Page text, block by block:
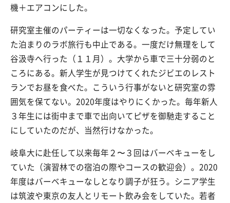
機＋エアコンにした。
研究室主催のパーティーは一切なくなった。予定してい
た泊まりのラボ旅行も中止である。一度だけ無理をして
谷汲寺へ行った（１１月）。大学から車で三十分弱のと
ころにある。新人学生が見つけてくれたジビエのレスト
ランでお昼を食べた。こういう行事がないと研究室の雰
囲気を保てない。2020年度はやりにくかった。毎年新人
３年生には街中まで車で出向いてピザを御馳走すること
にしていたのだが、当然行けなかった。
岐阜大に赴任して以来毎年２〜３回はバーベキューをし
ていた（演習林での宿泊の際やコースの歓迎会）。2020
年度はバーベキューなしとなり調子が狂う。シニア学生
は筑波や東京の友人とリモート飲み会をしていた。若者